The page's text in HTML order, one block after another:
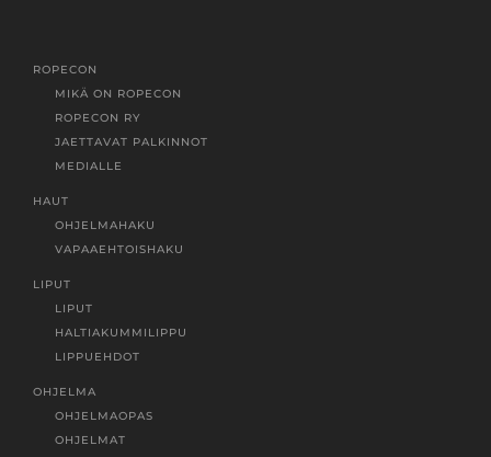
ROPECON
MIKÄ ON ROPECON
ROPECON RY
JAETTAVAT PALKINNOT
MEDIALLE
HAUT
OHJELMAHAKU
VAPAAEHTOISHAKU
LIPUT
LIPUT
HALTIAKUMMILIPPU
LIPPUEHDOT
OHJELMA
OHJELMAOPAS
OHJELMAT